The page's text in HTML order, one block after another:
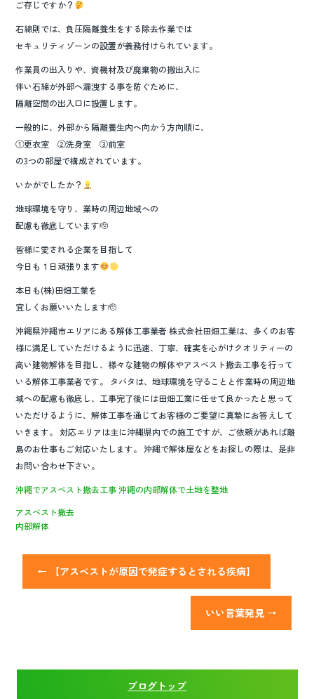
ご存じですか？
石綿則では、負圧隔離養生をする除去作業では
セキュリティゾーンの設置が義務付けられています。
作業員の出入りや、資機材及び廃棄物の搬出入に
伴い石綿が外部へ漏洩する事を防ぐために、
隔離空間の出入口に設置します。
一般的に、外部から隔離養生内へ向かう方向順に、
①更衣室 ②洗身室 ③前室
の3つの部屋で構成されています。
いかがでしたか？
地球環境を守り、業時の周辺地域への
配慮も徹底しています🫡
皆様に愛される企業を目指して
今日も１日頑張ります
本日も(株)田畑工業を
宜しくお願いいたします🫡
沖縄県沖縄市エリアにある解体工事業者 株式会社田畑工業は、多くのお客
様に満足していただけるように迅速、丁寧、確実を心がけクオリティーの
高い建物解体を目指し、様々な建物の解体やアスベスト撤去工事を行って
いる解体工事業者です。 タバタは、地球環境を守ることと作業時の周辺地
域への配慮も徹底し、工事完了後には田畑工業に任せて良かったと思って
いただけるように、解体工事を通じてお客様のご要望に真摯にお答えして
いきます。 対応エリアは主に沖縄県内での施工ですが、ご依頼があれば離
島のお仕事もご対応いたします。 沖縄で解体屋などをお探しの際は、是非
お問い合わせ下さい。
沖縄でアスベスト撤去工事沖縄の内部解体で土地を整地
アスベスト撤去
内部解体
← 【アスベストが原因で発症するとされる疾病】
いい言葉発見 →
ブログトップ